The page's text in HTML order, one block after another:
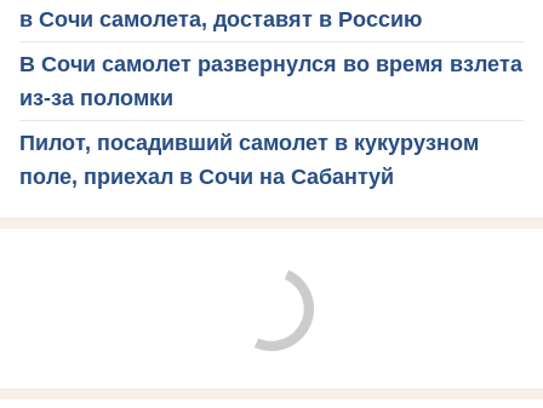
в Сочи самолета, доставят в Россию
В Сочи самолет развернулся во время взлета
из-за поломки
Пилот, посадивший самолет в кукурузном
поле, приехал в Сочи на Сабантуй